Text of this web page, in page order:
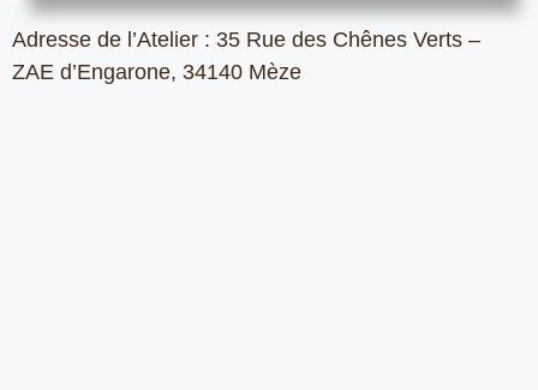
Adresse de l’Atelier : 35 Rue des Chênes Verts –
ZAE d’Engarone, 34140 Mèze